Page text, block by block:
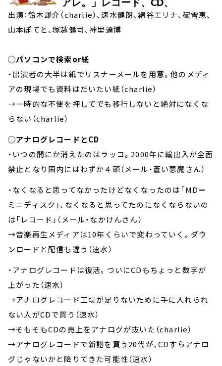
出演：鈴木謙介（charlie）、速水健朗、綿谷エリナ、碇雪恵、
山本ぽてと、塚越健司、神里達博
◯パソコンで検索or紙
・出演者の大半は紙でリスナーメールを用意。他のメディ
アの現場でも資料はだいたい紙（charlie）
→一時的な不便を押してでも移行しないと絶対になくな
らない（charlie）
◯アナログレコードとCD
・いつの間にか消えたのはラッコ。2000年に輸出入が全面
禁止となり国内にはわずか４頭（メール・蒼い悪魔さん）
・なくなると思ってなかったけどなくなったのは「MD＝
ミニディスク」、なくなると思ってたのになくならないの
は「レコード」（メール・なかけんさん）
→音楽再生メディアは10年くらいで変わっていく。ダウ
ンロードと配信も違う（速水）
・アナログレコードは復活。ついにCDもちょっと数字が
上がった（速水）
→アナログレコード工場が足りないために手に入れられ
ない人がCDで買う（速水）
→そもそもCDの売上をアナログが抜いた（charlie）
→アナログレコードで新譜を買う20代が、CDすらアナロ
グじゃないかと降りてきた可能性（速水）